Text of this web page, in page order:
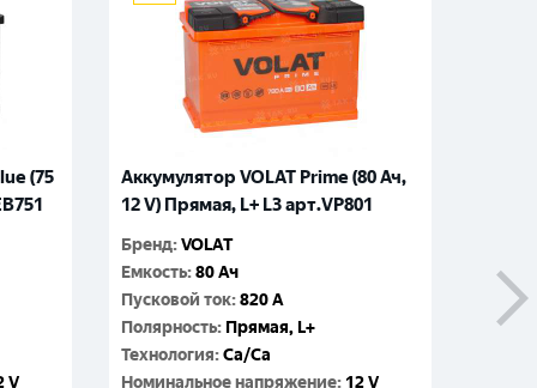
(75
V
Аккумулятор VOLAT Prime (80 Ач,
12 V) Прямая, L+ L3 арт.VP801
Бренд:VOLAT
Емкость:80 Ач
Пусковой ток:820 A
Полярность: Прямая, L+
Технология:Ca/Ca
Номинальное напряжение: 12 V